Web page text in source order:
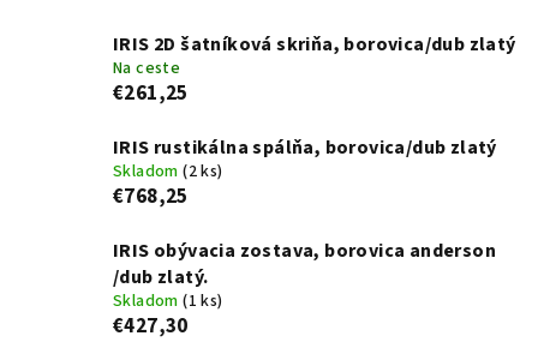
IRIS 2D šatníková skriňa, borovica/dub zlatý
Na ceste
€261,25
IRIS rustikálna spálňa, borovica/dub zlatý
Skladom(2 ks)
€768,25
IRIS obývacia zostava, borovica anderson
/dub zlatý.
Skladom(1 ks)
€427,30